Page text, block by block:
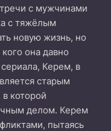
с мужчинами
с тяжёлым
новую жизнь, но
она давно
Керем, в
старым
которой
делом. Керем
пытаясь